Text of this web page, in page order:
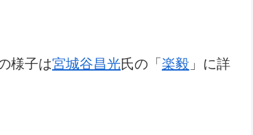
様子は宮城谷昌光氏の「 楽毅 」に詳